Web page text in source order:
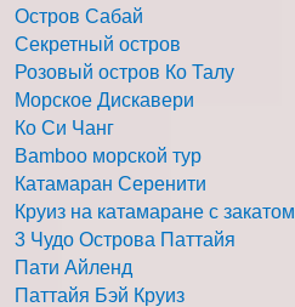
Остров Сабай
Секретный остров
Розовый остров Ко Талу
Морское Дискавери
Ко Си Чанг
Bamboo морской тур
Катамаран Серенити
Круиз на катамаране с закатом
3 Чудо Острова Паттайя
Пати Айленд
Паттайя Бэй Круиз